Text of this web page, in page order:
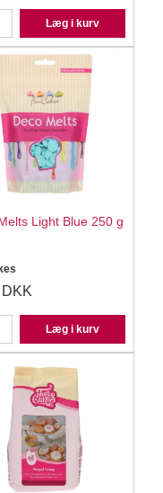
Læg i kurv
Light Blue 250 g
DKK
Læg i kurv